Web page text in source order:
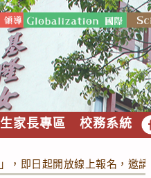
家長專區 校務系統
即日起開放線上報名，邀請